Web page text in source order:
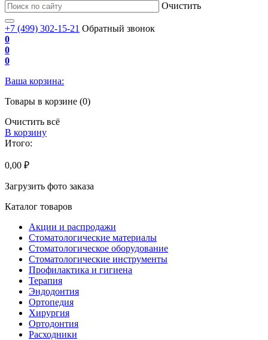
Очистить
+7 (499) 302-15-21 Обратный звонок
0
0
0
Ваша корзина:
Товары в корзине (0)
Очистить всё
В корзину
Итого:
0,00 ₽
Загрузить фото заказа
Каталог товаров
Акции и распродажи
Стоматологические материалы
Стоматологическое оборудование
Стоматологические инструменты
Профилактика и гигиена
Терапия
Эндодонтия
Ортопедия
Хирургия
Ортодонтия
Расходники